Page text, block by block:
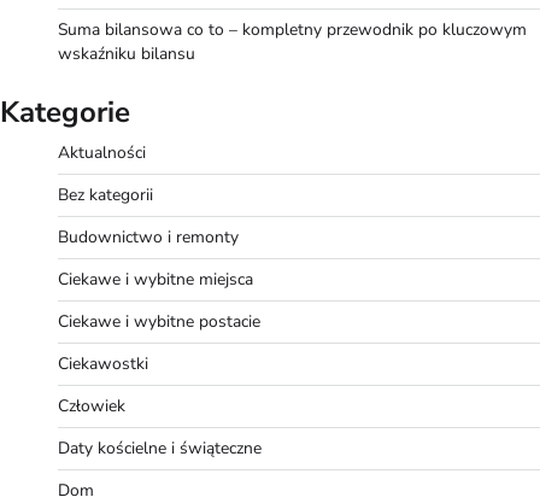
Suma bilansowa co to – kompletny przewodnik po kluczowym
wskaźniku bilansu
Kategorie
Aktualności
Bez kategorii
Budownictwo i remonty
Ciekawe i wybitne miejsca
Ciekawe i wybitne postacie
Ciekawostki
Człowiek
Daty kościelne i świąteczne
Dom